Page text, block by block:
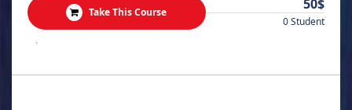
Take This Course 50$
0 Student
.